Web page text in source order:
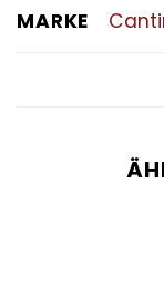
MARKE